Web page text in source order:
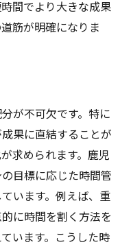
の利点
る
学習ツールで視覚
利用法
フォームの活用
間でより大きな成果
筋が明確になりま
が不可欠です。特に
果に直結することが
求められます。鹿児
目標に応じた時間管
います。例えば、重
に時間を割く方法を
います。こうした時